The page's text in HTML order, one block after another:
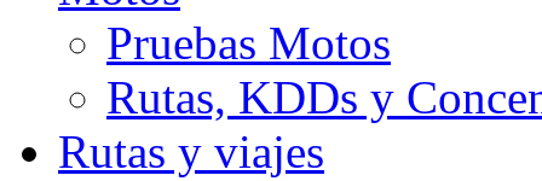
Pruebas Motos
Rutas, KDDs y
Rutas y viajes